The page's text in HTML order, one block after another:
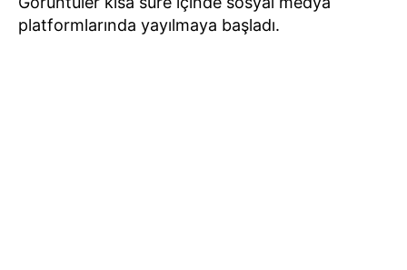
platformlarında yayılmaya başladı.